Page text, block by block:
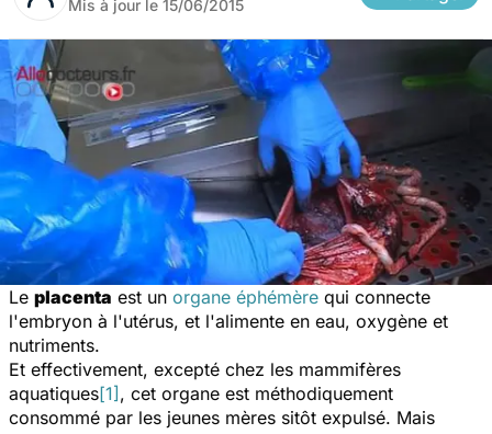
Mis à jour le 15/06/2015
Le placenta est un organe éphémère qui connecte
l'embryon à l'utérus, et l'alimente en eau, oxygène et
nutriments.
Et effectivement, excepté chez les mammifères
aquatiques[1], cet organe est méthodiquement
consommé par les jeunes mères sitôt expulsé. Mais